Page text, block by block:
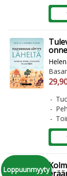
Loppuunmyyty